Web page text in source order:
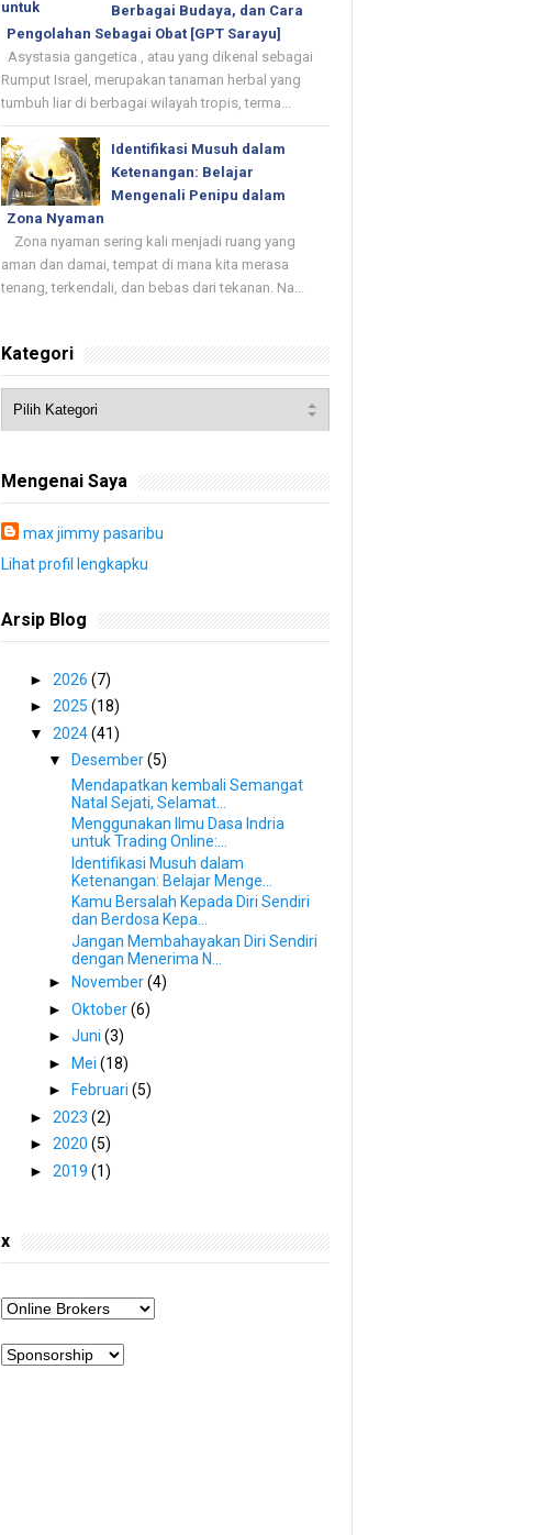
Berbagai Budaya, dan Cara
Pengolahan Sebagai Obat [GPT Sarayu]
Asystasia gangetica , atau yang dikenal sebagai
Rumput Israel, merupakan tanaman herbal yang
tumbuh liar di berbagai wilayah tropis, terma...
Identifikasi Musuh dalam
Ketenangan: Belajar
Mengenali Penipu dalam
Zona Nyaman
Zona nyaman sering kali menjadi ruang yang
aman dan damai, tempat di mana kita merasa
tenang, terkendali, dan bebas dari tekanan. Na...
Kategori
Mengenai Saya
max jimmy pasaribu
Lihat profil lengkapku
Arsip Blog
►2026(7)
►2025(18)
▼2024(41)
▼
Desember(5)
Mendapatkan kembali Semangat
Natal Sejati, Selamat...
Menggunakan Ilmu Dasa Indria
untuk Trading Online:...
Identifikasi Musuh dalam
Ketenangan: Belajar Menge...
Kamu Bersalah Kepada Diri Sendiri
dan Berdosa Kepa...
Jangan Membahayakan Diri Sendiri
dengan Menerima N...
►
November(4)
► Oktober(6)
► Juni (3)
►
Mei (18)
►
Februari (5)
►2023(2)
►2020(5)
►2019(1)
x